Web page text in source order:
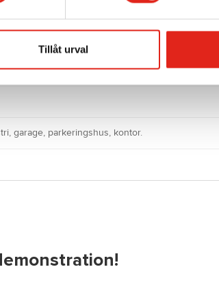
Tillåt urval
garage, parkeringshus, kontor.